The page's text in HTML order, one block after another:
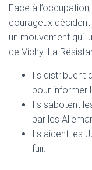
Face à
courageux
un mouvement qui
de Vichy. La
Ils distribuent
pour informer
Ils sabotent
par les
Ils aident les
fuir.